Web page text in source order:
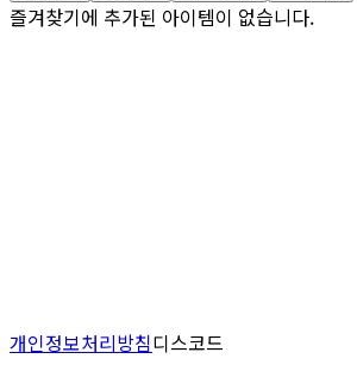
즐겨찾기에 추가된 아이템이 없습니다.
개인정보처리방침디스코드